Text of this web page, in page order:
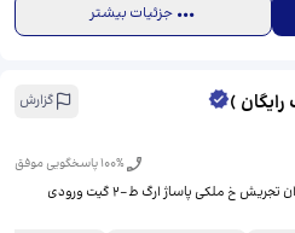
جزئیات بیشتر
)
گزارش
100% پاسخگویی موفق
تهران، محله دربند، میدان تجریش - میدان تجریش خ ملکی پاساژ ارگ ط-۲ گیت ورودی